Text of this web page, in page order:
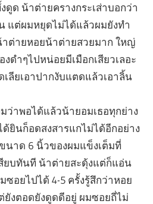
ดูด น้าต่ายครางกระเส่าบอกว่า
แต่ผมหยุดไม่ได้แล้วผมยังทำ
ต่ายหอยน้าต่ายสวยมาก ใหญ่
งดำๆไปหน่อยมีเมือกเสียวเลอะ
ลียเอาปากงับแตดแล้วเอาลิ้น
ว่าพอได้แล้วน้ายอมเธอทุกย่าง
ยินก็อดสงสารแกไม่ได้อีกอย่าง
นาด 6 นิ้วของผมแข็งเต็มที่
ยบทันที น้าต่ายสะดุ้งแต่ก็แอ่น
ซอยไปได้ 4-5 ครั้งรู้สึกว่าหอย
ยังตอดยังดูดดีอยู่ ผมซอยถี่ไม่